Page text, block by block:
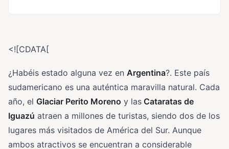
<![CDATA[
¿Habéis estado alguna vez en Argentina?. Este país
sudamericano es una auténtica maravilla natural. Cada
año, el Glaciar Perito Moreno y las Cataratas de
Iguazú atraen a millones de turistas, siendo dos de los
lugares más visitados de América del Sur. Aunque
ambos atractivos se encuentran a considerable